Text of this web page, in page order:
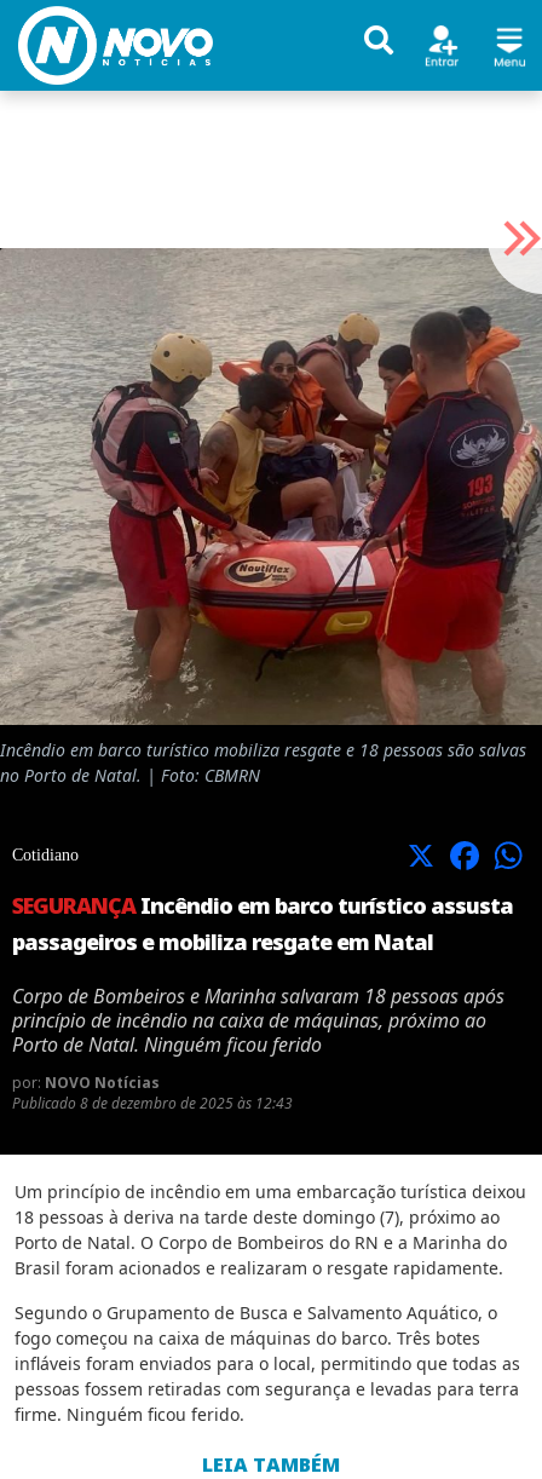
Incêndio em barco turístico mobiliza resgate e 18 pessoas são salvas
no Porto de Natal. | Foto: CBMRN
Cotidiano X Facebook
SEGURANÇAIncêndio em barco turístico assusta
passageiros e mobiliza resgate em Natal
Corpo de Bombeiros e Marinha salvaram 18 pessoas após
princípio de incêndio na caixa de máquinas, próximo ao
Porto de Natal. Ninguém ficou ferido
por: NOVO Notícias
Publicado 8 de dezembro de 2025 às 12:43
Um princípio de incêndio em uma embarcação turística deixou
18 pessoas à deriva na tarde deste domingo (7), próximo ao
Porto de Natal. O Corpo de Bombeiros do RN e a Marinha do
Brasil foram acionados e realizaram o resgate rapidamente.
Segundo o Grupamento de Busca e Salvamento Aquático, o
fogo começou na caixa de máquinas do barco. Três botes
infláveis foram enviados para o local, permitindo que todas as
pessoas fossem retiradas com segurança e levadas para terra
firme. Ninguém ficou ferido.
LEIA TAMBÉM